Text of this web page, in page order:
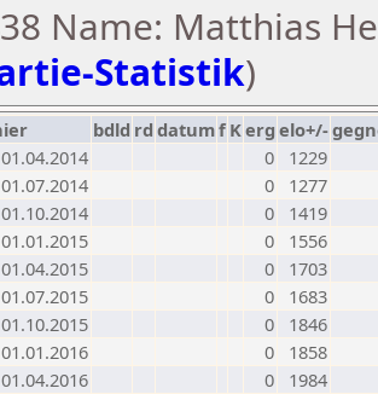
Name: Matthias
Statistik)
bdld rd datumf Kerg elo+/-
0
1229
0
1277
0
1419
0
1556
0
1703
0
1683
0
1846
0
1858
0
1984